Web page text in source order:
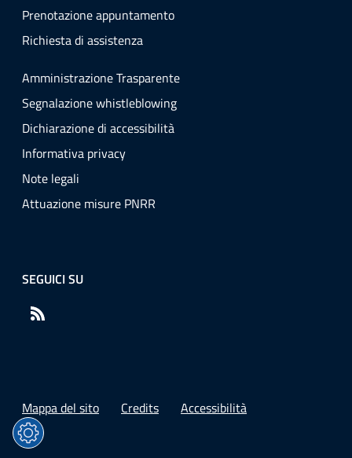
Prenotazione appuntamento
Richiesta di assistenza
Amministrazione Trasparente
Segnalazione whistleblowing
Dichiarazione di accessibilità
Informativa privacy
Note legali
Attuazione misure PNRR
SEGUICI SU
Mappa del sito Credits Accessibilità